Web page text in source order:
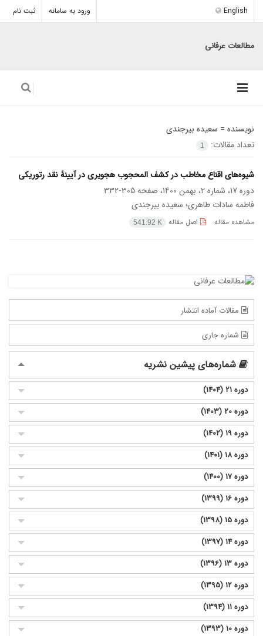
ورود به سامانه ثبت نام English
مطالعات عرفانی
نویسنده = سعیده بیرجندی
تعداد مقالات:
1
شیوه‌های اقناع مخاطب در کشف‌ المحجوب هجویری در آیینۀ نقد رتوریکی
دوره 17، شماره 2، بهمن 1400، صفحه
305-332
فاطمه سادات طاهری؛ سعیده بیرجندی
مشاهده مقاله اصل مقاله 541.92 K
مقالات آماده انتشار
شماره جاری
شماره‌های پیشین نشریه
دوره 21 (1404)
دوره 20 (1403)
دوره 19 (1402)
دوره 18 (1401)
دوره 17 (1400)
دوره 16 (1399)
دوره 15 (1398)
دوره 14 (1397)
دوره 13 (1396)
دوره 12 (1395)
دوره 11 (1394)
دوره 10 (1393)